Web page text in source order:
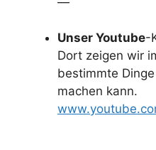
Unser Youtube-
Dort zeigen wir
bestimmte
machen kann.